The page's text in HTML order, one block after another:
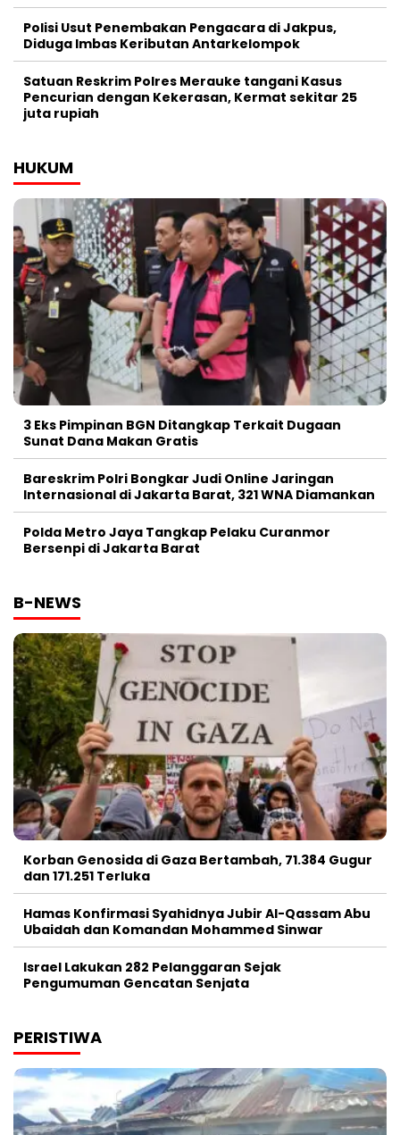
Polisi Usut Penembakan Pengacara di Jakpus,
Diduga Imbas Keributan Antarkelompok
Satuan Reskrim Polres Merauke tangani Kasus
Pencurian dengan Kekerasan, Kermat sekitar 25
juta rupiah
HUKUM
3 Eks Pimpinan BGN Ditangkap Terkait Dugaan
Sunat Dana Makan Gratis
Bareskrim Polri Bongkar Judi Online Jaringan
Internasional di Jakarta Barat, 321 WNA Diamankan
Polda Metro Jaya Tangkap Pelaku Curanmor
Bersenpi di Jakarta Barat
B-NEWS
Korban Genosida di Gaza Bertambah, 71.384 Gugur
dan 171.251 Terluka
Hamas Konfirmasi Syahidnya Jubir Al-Qassam Abu
Ubaidah dan Komandan Mohammed Sinwar
Israel Lakukan 282 Pelanggaran Sejak
Pengumuman Gencatan Senjata
PERISTIWA